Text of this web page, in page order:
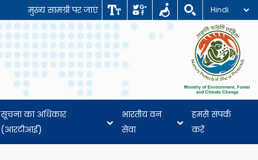
मुख्य सामग्री पर जाएं
सूचना का अधिकार
(आरटीआई)
भारतीय वन
सेवा
हमसे संपर्क
करें